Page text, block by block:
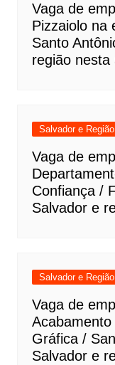
Vaga de
Pizzaiolo na
Santo
região
Salvador e
Vaga de
Confiança /
Salvador e
Salvador e
Vaga de
Gráfica /
Salvador e